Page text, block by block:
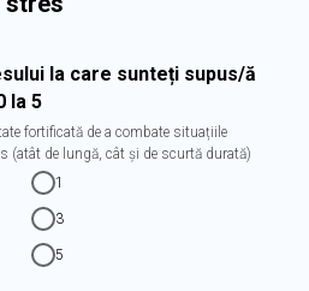
la care sunteți supus/ă
la 5
fortificată de a combate situațiile
(atât de lungă, cât și de scurtă durată)
1
3
5